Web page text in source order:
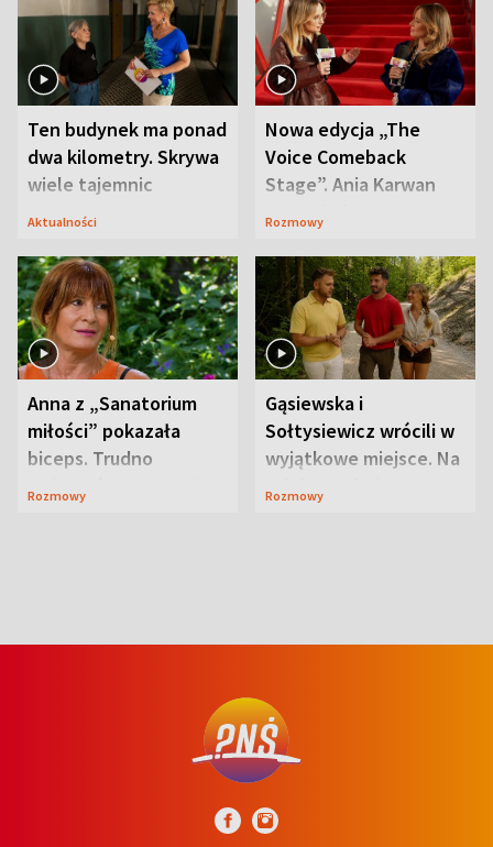
Ten budynek ma ponad
dwa kilometry. Skrywa
wiele tajemnic
Aktualności
Nowa edycja „The
Voice Comeback
Stage”. Ania Karwan
zapowiada
Rozmowy
Anna z „Sanatorium
miłości” pokazała
biceps. Trudno
uwierzyć, co przeszła
Rozmowy
Gąsiewska i
Sołtysiewicz wrócili w
wyjątkowe miejsce. Na
szlaku czekał
Rozmowy